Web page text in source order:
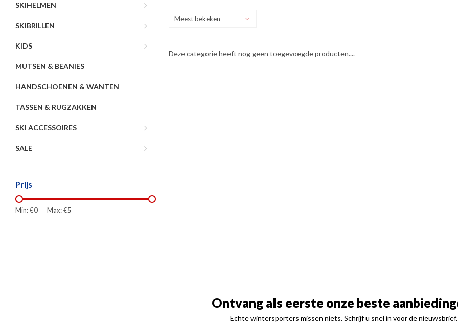
SKIHELMEN
SKIBRILLEN
KIDS
MUTSEN & BEANIES
HANDSCHOENEN & WANTEN
TASSEN & RUGZAKKEN
SKI ACCESSOIRES
SALE
Prijs
Min: €0 Max: €5
Meest bekeken
Deze categorie heeft nog geen toegevoegde producten....
Ontvang als eerste onze beste
Echte wintersporters missen niets. Schrijf u snel in voor de nieuwsbrief.